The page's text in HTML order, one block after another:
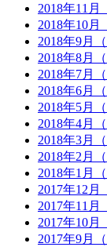
2018年11月
2018年10月
2018年9月（
2018年8月（
2018年7月（
2018年6月（
2018年5月（
2018年4月（
2018年3月（
2018年2月（
2018年1月（
2017年12月
2017年11月
2017年10月
2017年9月（